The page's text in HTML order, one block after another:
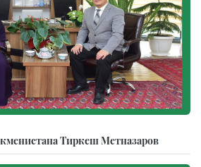
Тиркеш Мeтназаров